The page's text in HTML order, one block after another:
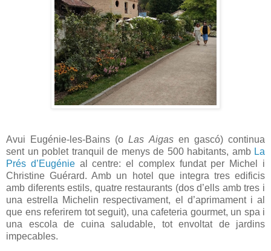
Avui Eugénie-les-Bains (oLas Aigasen gascó) continua
sent un poblet tranquil de menys de 500 habitants, amb La
Prés d’Eugénieal centre: el complex fundat per Michel i
Christine Guérard. Amb un hotel que integra tres edificis
amb diferents estils, quatre restaurants (dos d’ells amb tres i
una estrella Michelin respectivament, el d’aprimament i al
que ens referirem tot seguit), una cafeteria gourmet, un spa i
una escola de cuina saludable, tot envoltat de jardins
impecables.